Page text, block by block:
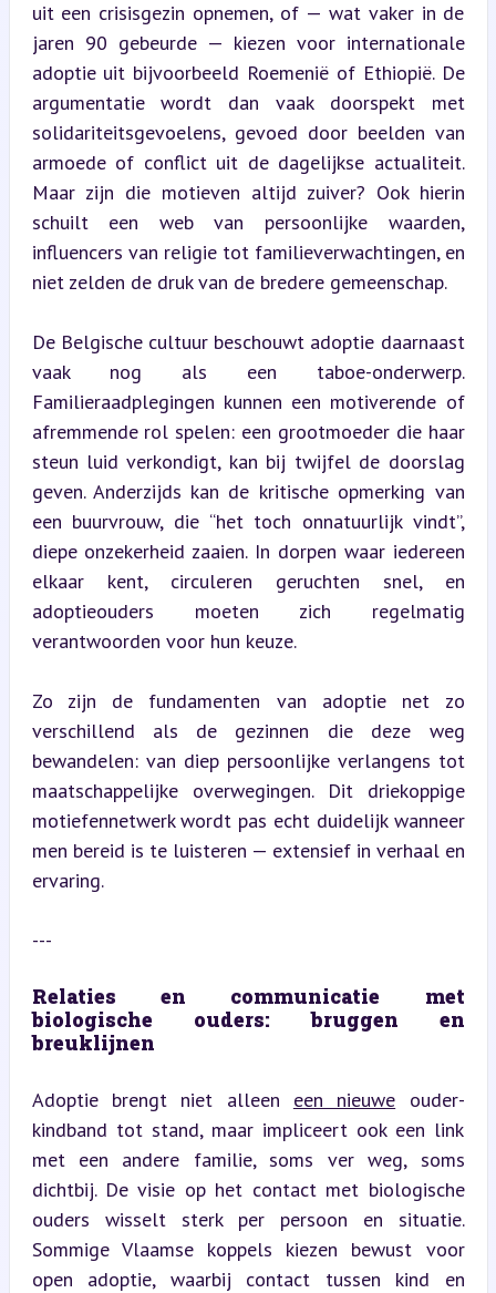
uit een crisisgezin opnemen, of — wat vaker in de
jaren 90 gebeurde — kiezen voor internationale
adoptie uit bijvoorbeeld Roemenië of Ethiopië. De
argumentatie wordt dan vaak doorspekt met
solidariteitsgevoelens, gevoed door beelden van
armoede of conflict uit de dagelijkse actualiteit.
Maar zijn die motieven altijd zuiver? Ook hierin
schuilt een web van persoonlijke waarden,
influencers van religie tot familieverwachtingen, en
niet zelden de druk van de bredere gemeenschap.
De Belgische cultuur beschouwt adoptie daarnaast
vaak nog als een taboe-onderwerp.
Familieraadplegingen kunnen een motiverende of
afremmende rol spelen: een grootmoeder die haar
steun luid verkondigt, kan bij twijfel de doorslag
geven. Anderzijds kan de kritische opmerking van
een buurvrouw, die “het toch onnatuurlijk vindt”,
diepe onzekerheid zaaien. In dorpen waar iedereen
elkaar kent, circuleren geruchten snel, en
adoptieouders moeten zich regelmatig
verantwoorden voor hun keuze.
Zo zijn de fundamenten van adoptie net zo
verschillend als de gezinnen die deze weg
bewandelen: van diep persoonlijke verlangens tot
maatschappelijke overwegingen. Dit driekoppige
motiefennetwerk wordt pas echt duidelijk wanneer
men bereid is te luisteren — extensief in verhaal en
ervaring.
---
Relaties en communicatie met
biologische ouders: bruggen en
breuklijnen
Adoptie brengt niet alleen een nieuwe ouder-
kindband tot stand, maar impliceert ook een link
met een andere familie, soms ver weg, soms
dichtbij. De visie op het contact met biologische
ouders wisselt sterk per persoon en situatie.
Sommige Vlaamse koppels kiezen bewust voor
open adoptie, waarbij contact tussen kind en